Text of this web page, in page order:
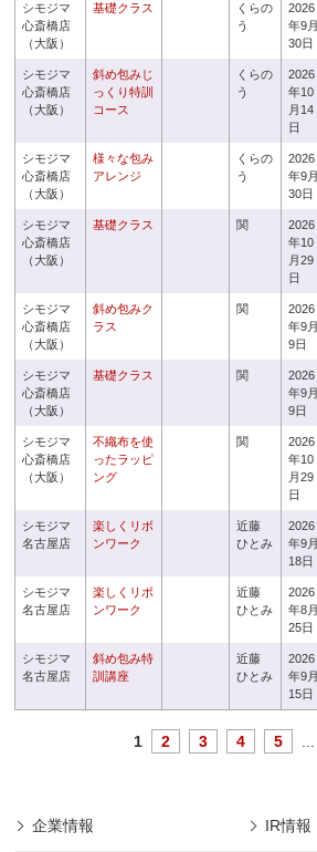
シモジマ
心斎橋店
（大阪）
基礎クラス
くらの
う
2026
年9月
30日
シモジマ
心斎橋店
（大阪）
斜め包みじ
っくり特訓
コース
くらの
う
2026
年10
月14
日
シモジマ
心斎橋店
（大阪）
様々な包み
アレンジ
くらの
う
2026
年9月
30日
シモジマ
心斎橋店
（大阪）
基礎クラス 関
2026
年10
月29
日
シモジマ
心斎橋店
（大阪）
斜め包みク
ラス
関
2026
年9月
9日
シモジマ
心斎橋店
（大阪）
基礎クラス 関
2026
年9月
9日
シモジマ
心斎橋店
（大阪）
不織布を使
ったラッピ
ング
関
2026
年10
月29
日
シモジマ
名古屋店
楽しくリボ
ンワーク
近藤
ひとみ
2026
年9月
18日
シモジマ
名古屋店
楽しくリボ
ンワーク
近藤
ひとみ
2026
年8月
25日
シモジマ
名古屋店
斜め包み特
訓講座
近藤
ひとみ
2026
年9月
15日
1 2 3 4 5
企業情報 IR情報